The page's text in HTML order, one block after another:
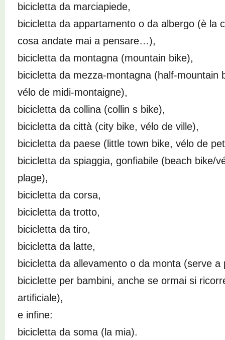
bicicletta da marciapiede,
bicicletta da appartamento o da albergo (è la
cosa andate mai a pensare…),
bicicletta da montagna (mountain bike),
bicicletta da mezza-montagna (half-mountain
vélo de midi-montaigne),
bicicletta da collina (collin s bike),
bicicletta da città (city bike, vélo de ville),
bicicletta da paese (little town bike, vélo de
bicicletta da spiaggia, gonfiabile (beach bike/
plage),
bicicletta da corsa,
bicicletta da trotto,
bicicletta da tiro,
bicicletta da latte,
bicicletta da allevamento o da monta (serve
biciclette per bambini, anche se ormai si
artificiale),
e infine:
bicicletta da soma (la mia).